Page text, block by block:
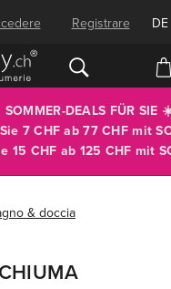
Registrare DE
SOMMER-DEALS FÜR SIE
7 CHF ab 77 CHF mit
15 CHF ab 125 CHF mit
& doccia